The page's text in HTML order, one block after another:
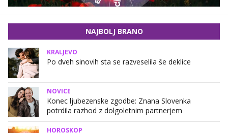
NAJBOLJ BRANO
KRALJEVO
Po dveh sinovih sta se razveselila še deklice
NOVICE
Konec ljubezenske zgodbe: Znana Slovenka
potrdila razhod z dolgoletnim partnerjem
HOROSKOP